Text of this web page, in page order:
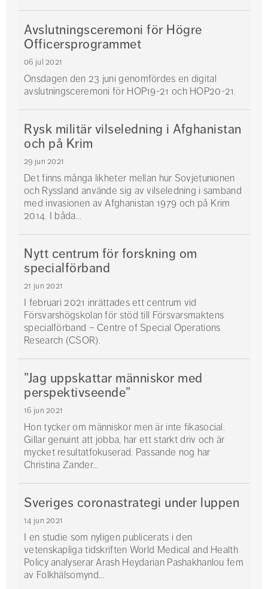
Avslutningsceremoni för Högre
Officersprogrammet
06 jul 2021
Onsdagen den 23 juni genomfördes en digital
avslutningsceremoni för HOP19-21 och HOP20-21.
Rysk militär vilseledning i Afghanistan
och på Krim
29 jun 2021
Det finns många likheter mellan hur Sovjetunionen
och Ryssland använde sig av vilseledning i samband
med invasionen av Afghanistan 1979 och på Krim
2014. I båda...
Nytt centrum för forskning om
specialförband
21 jun 2021
I februari 2021 inrättades ett centrum vid
Försvarshögskolan för stöd till Försvarsmaktens
specialförband – Centre of Special Operations
Research (CSOR).
”Jag uppskattar människor med
perspektivseende”
16 jun 2021
Hon tycker om människor men är inte fikasocial.
Gillar genuint att jobba, har ett starkt driv och är
mycket resultatfokuserad. Passande nog har
Christina Zander...
Sveriges coronastrategi under luppen
14 jun 2021
I en studie som nyligen publicerats i den
vetenskapliga tidskriften World Medical and Health
Policy analyserar Arash Heydarian Pashakhanlou fem
av Folkhälsomynd...